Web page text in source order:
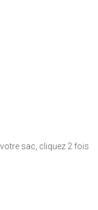
sac, cliquez 2 fois